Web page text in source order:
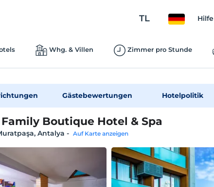
TL Hilfe
Whg. & Villen Zimmer pro Stunde
Gästebewertungen Hotelpolitik
Boutique Hotel & Spa
Antalya - Auf Karte anzeigen